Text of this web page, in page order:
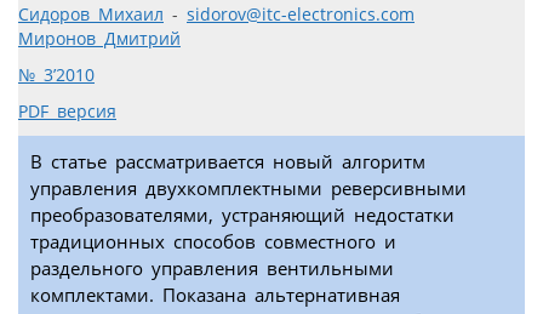
Сидоров Михаил - sidorov@itc-electronics.com
Миронов Дмитрий
№ 3’2010
PDF версия
В статье рассматривается новый алгоритм
управления двухкомплектными реверсивными
преобразователями, устраняющий недостатки
традиционных способов совместного и
раздельного управления вентильными
комплектами. Показана альтернативная